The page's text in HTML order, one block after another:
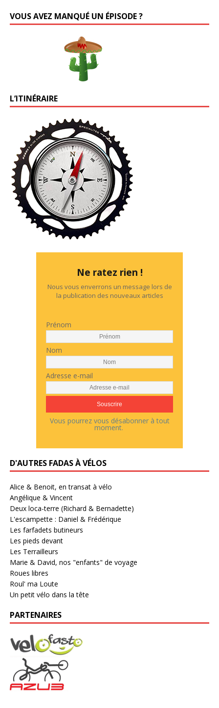
VOUS AVEZ MANQUÉ UN ÉPISODE ?
L’ITINÉRAIRE
Ne ratez rien !
Nous vous enverrons un message lors de
la publication des nouveaux articles
Prénom
Nom
Adresse e-mail
Vous pourrez vous désabonner à tout
moment.
D'AUTRES FADAS À VÉLOS
Alice & Benoit, en transat à vélo
Angélique & Vincent
Deux loca-terre (Richard & Bernadette)
L'escampette : Daniel & Frédérique
Les farfadets butineurs
Les pieds devant
Les Terrailleurs
Marie & David, nos "enfants" de voyage
Roues libres
Roul' ma Loute
Un petit vélo dans la tête
PARTENAIRES